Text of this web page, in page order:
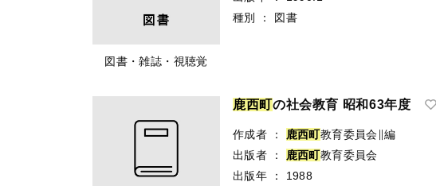
図書・雑誌・視聴覚
種別
： 図書
鹿西町の社会教育 昭和63年度
作成者 ： 鹿西町教育委員会∥編
出版者
： 鹿西町教育委員会
出版年
：
1988